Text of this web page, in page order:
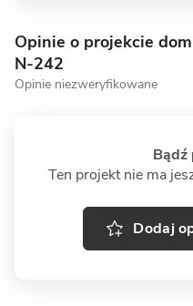
Opinie o projekcie
N-242
Opinie niezweryfikowane
Bądź
Ten projekt nie ma
Dodaj